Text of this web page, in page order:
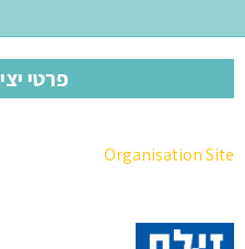
פרטי
Organisation Site